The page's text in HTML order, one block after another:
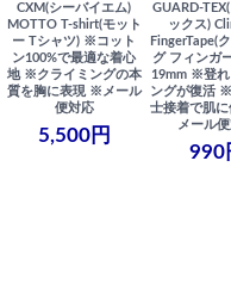
CXM(シーバイエム)
MOTTO T-shirt(モット
ー Tシャツ) ※コット
ン100%で最適な着心
地 ※クライミングの本
質を胸に表現 ※メール
便対応
5,500円
GUARD-
ックス)
FingerTape(
グ フィンガ
19mm ※登れ
ングが復活
士接着で肌
メール
990